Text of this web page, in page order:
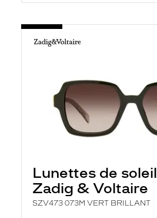
Lunettes de soleil
Zadig & Voltaire
SZV473 073M VERT BRILLANT